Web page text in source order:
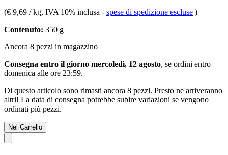
(€ 9,69 / kg, IVA 10% inclusa - spese di spedizione escluse )
Contenuto: 350 g
Ancora 8 pezzi in magazzino
Consegna entro il giorno mercoledì, 12 agosto, se ordini entro
domenica alle ore 23:59.
Di questo articolo sono rimasti ancora 8 pezzi. Presto ne arriveranno
altri! La data di consegna potrebbe subire variazioni se vengono
ordinati più pezzi.
Nel Carrello